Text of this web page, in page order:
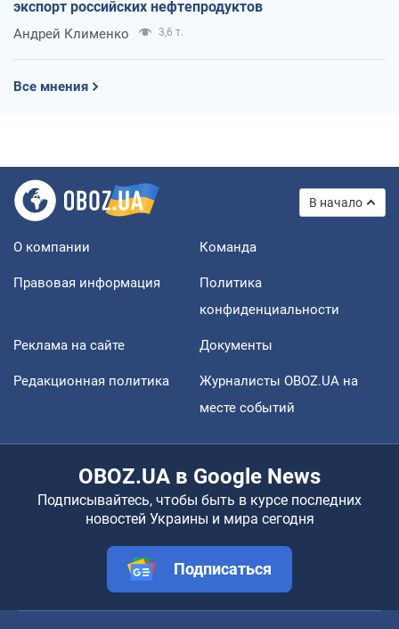
экспорт российских нефтепродуктов
Андрей Клименко 3,6 т.
Все мнения
В начало
О компании Команда
Правовая информация
Политика
конфиденциальности
Реклама на сайте Документы
Редакционная политика
Журналисты OBOZ.UA на
месте событий
OBOZ.UA в Google News
Подписывайтесь, чтобы быть в курсе последних
новостей Украины и мира сегодня
Подписаться